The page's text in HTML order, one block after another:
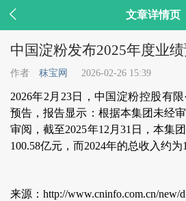
 文章详情页
中国淀粉发布2025年度业
作者 秣宝网 2026-02-26 15:39
2026年2月23日，中国淀粉控股有
预告，报告显示：根据本集团未经
审阅，截至2025年12月31日，本集
100.58亿元，而2024年的总收入约为
来源：http://www.cninfo.com.cn/new/